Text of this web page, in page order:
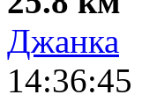
Джанка
14:36:45